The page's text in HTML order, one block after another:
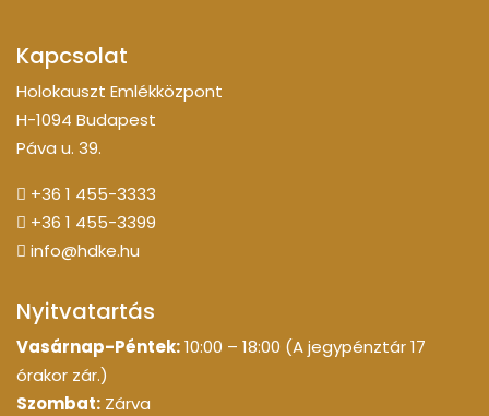
Kapcsolat
Holokauszt Emlékközpont
H-1094 Budapest
Páva u. 39.
+36 1 455-3333
+36 1 455-3399
info@hdke.hu
Nyitvatartás
Vasárnap-Péntek:10:00 – 18:00 (A jegypénztár 17
órakor zár.)
Szombat: Zárva